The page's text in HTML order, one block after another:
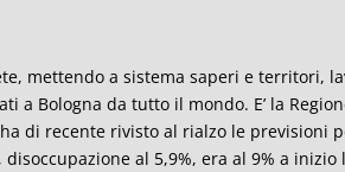
mettendo a sistema saperi e territori,
a Bologna da tutto il mondo. E’ la
di recente rivisto al rialzo le previsioni
al 5,9%, era al 9% a